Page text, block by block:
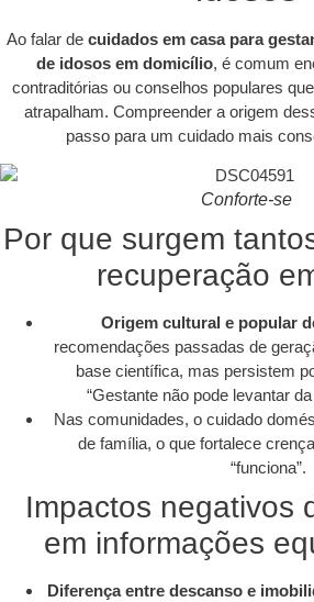
Ao falar de cuidados em casa para
de idosos em domicílio, é comum
contraditórias ou conselhos populares
atrapalham. Compreender a origem
passo para um cuidado mais
Conforte-se
Por que surgem
recuperação
Origem cultural e popular
recomendações passadas de
base científica, mas persistem
“Gestante não pode levantar
Nas comunidades, o cuidado
de família, o que fortalece
“funciona”.
Impactos negativos
em informações
Diferença entre descanso e